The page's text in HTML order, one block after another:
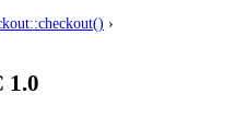
›
1.0